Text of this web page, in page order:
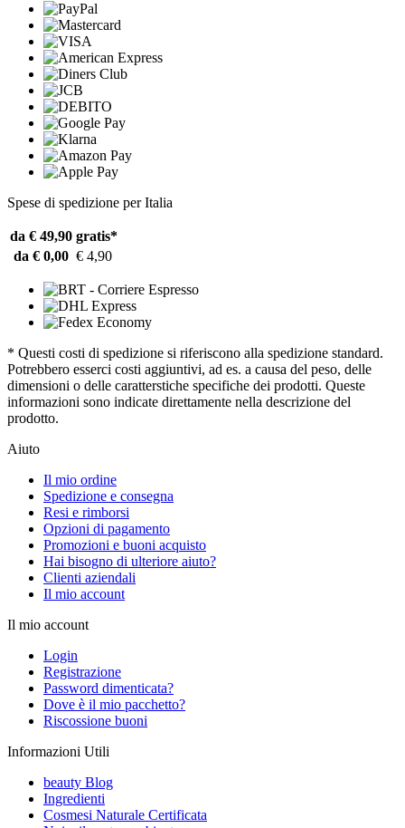
Spese di spedizione per Italia
da € 49,90 gratis*
da € 0,00 € 4,90
* Questi costi di spedizione si riferiscono alla spedizione standard.
Potrebbero esserci costi aggiuntivi, ad es. a causa del peso, delle
dimensioni o delle caratterstiche specifiche dei prodotti. Queste
informazioni sono indicate direttamente nella descrizione del
prodotto.
Aiuto
Il mio ordine
Spedizione e consegna
Resi e rimborsi
Opzioni di pagamento
Promozioni e buoni acquisto
Hai bisogno di ulteriore aiuto?
Clienti aziendali
Il mio account
Il mio account
Login
Registrazione
Password dimenticata?
Dove è il mio pacchetto?
Riscossione buoni
Informazioni Utili
beauty Blog
Ingredienti
Cosmesi Naturale Certificata